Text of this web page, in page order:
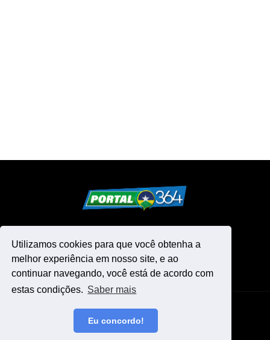
Utilizamos cookies para que você obtenha a
melhor experiência em nosso site, e ao
continuar navegando, você está de acordo com
estas condições. Saber mais
Eu concordo!
Blogger Templates
Início